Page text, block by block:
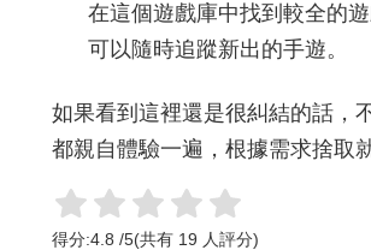
在這個遊戲庫中找到較全的
可以隨時追蹤新出的手遊。
如果看到這裡還是很糾結的話，
都親自體驗一遍，根據需求捨取
得分:4.8 /5(共有 19 人評分)